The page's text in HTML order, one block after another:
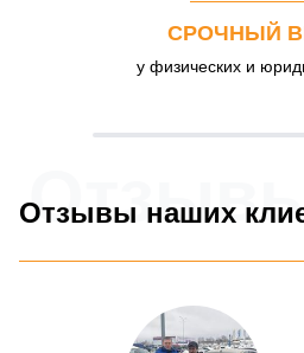
СРОЧНЫЙ
у физических и
Отзывы наших